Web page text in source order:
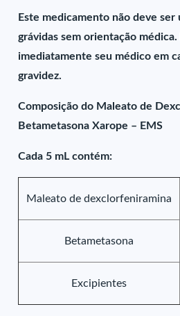
Este medicamento não deve
grávidas sem orientação
imediatamente seu médico em
gravidez.
Composição do Maleato de
Betametasona Xarope – EMS
Cada 5 mL contém:
Maleato de dexclorfeniramina
Betametasona
Excipientes